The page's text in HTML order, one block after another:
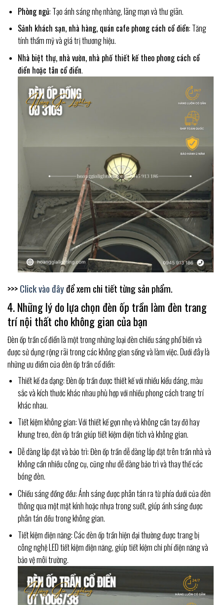
Phòng ngủ: Tạo ánh sáng nhẹ nhàng, lãng mạn và thư giãn.
Sảnh khách sạn, nhà hàng, quán cafe phong cách cổ điển: Tăng
tính thẩm mỹ và giá trị thương hiệu.
Nhà biệt thự, nhà vườn, nhà phố thiết kế theo phong cách cổ
điển hoặc tân cổ điển.
>>>Click vào đâyđể xem chi tiết từng sản phẩm.
4. Những lý do lựa chọn đèn ốp trần làm đèn trang
trí nội thất cho không gian của bạn
Đèn ốp trần cổ điển là một trong những loại đèn chiếu sáng phổ biến và
được sử dụng rộng rãi trong các không gian sống và làm việc. Dưới đây là
những ưu điểm của đèn ốp trần cổ điển:
Thiết kế đa dạng: Đèn ốp trần được thiết kế với nhiều kiểu dáng, màu
sắc và kích thước khác nhau phù hợp với nhiều phong cách trang trí
khác nhau.
Tiết kiệm không gian: Với thiết kế gọn nhẹ và không cần tay đỡ hay
khung treo, đèn ốp trần giúp tiết kiệm diện tích và không gian.
Dễ dàng lắp đặt và bảo trì: Đèn ốp trần dễ dàng lắp đặt trên trần nhà và
không cần nhiều công cụ, cũng như dễ dàng bảo trì và thay thế các
bóng đèn.
Chiếu sáng đồng đều: Ánh sáng được phân tán ra từ phía dưới của đèn
thông qua một mặt kính hoặc nhựa trong suốt, giúp ánh sáng được
phân tán đều trong không gian.
Tiết kiệm điện năng: Các đèn ốp trần hiện đại thường được trang bị
công nghệ LED tiết kiệm điện năng, giúp tiết kiệm chi phí điện năng và
bảo vệ môi trường.